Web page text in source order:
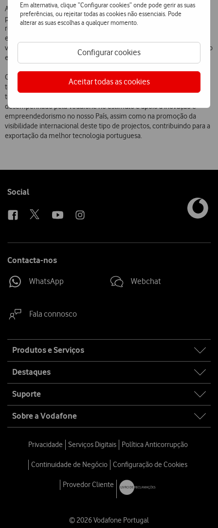
Em alternativa, clique “Configurar cookies” onde pode gerir as suas
preferências, ou rejeitar todas as cookies não essenciais. Pode
alterar as suas escolhas a qualquer momento.
Configurar cookies
Aceitar todas as cookies
Associada ao prémio monetário está também a garantia de uma
projecção internacional e de um impulso no negócio muito
relevantes para este tipo de empresas. Refira-se, a este propósito, o
exemplo da start-up portuguesa Cardmobili (www.cardmobili.com),
vencedora da final internacional de 2010, que, desde então, tem feito
evoluir o seu negócio não só em Portugal, como noutros países.
O concurso Vodafone Mobile Clicks 2011, lançado no início de Maio,
teve novamente uma óptima receptividade junto da comunidade
tecnológica portuguesa, revelando a importância do papel
desempenhado pela Vodafone no estímulo e apoio à inovação e
empreendedorismo no nosso País, assim como na promoção da
visibilidade internacional deste tipo de projectos, contribuindo para a
exportação da melhor tecnologia portuguesa.
Follow
Social
Contacta-nos
WhatsApp Webchat
Fala connosco
map
Produtos e Serviços
Destaques
Suporte
Sobre a Vodafone
Privacidade Serviços Digitais Política Anticorrupção
Continuidade de Negócio Configuração de Cookies
Provedor Cliente
© 2026 Vodafone Portugal